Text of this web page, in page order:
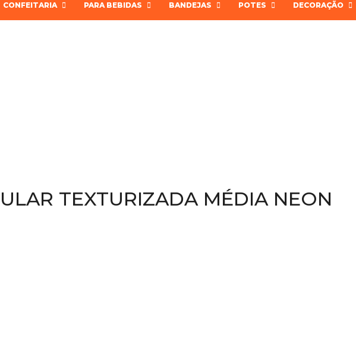
CONFEITARIA PARA BEBIDAS BANDEJAS POTES DECORAÇÃO
TEXTURIZADA MÉDIA NEON